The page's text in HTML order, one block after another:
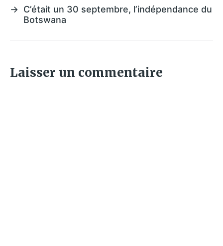
→ C’était un 30 septembre, l’indépendance du
Botswana
Laisser un commentaire